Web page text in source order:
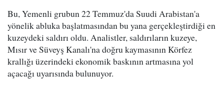
Bu, Yemenli grubun 22 Temmuz'da Suudi Arabistan'a
yönelik abluka başlatmasından bu yana gerçekleştirdiği en
kuzeydeki saldırı oldu. Analistler, saldırıların kuzeye,
Mısır ve Süveyş Kanalı'na doğru kaymasının Körfez
krallığı üzerindeki ekonomik baskının artmasına yol
açacağı uyarısında bulunuyor.